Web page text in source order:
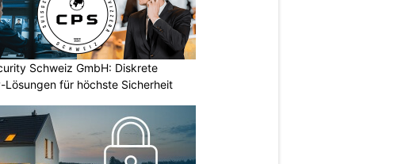
Schweiz GmbH: Diskrete
Lösungen für höchste Sicherheit